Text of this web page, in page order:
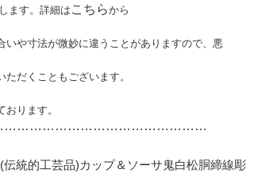
ます。詳細は こちらから
いや寸法が微妙に違うことがありますので、悪
だくこともございます。
ります。
………
伝統的工芸品)カップ＆ソーサ鬼白松胴締線彫